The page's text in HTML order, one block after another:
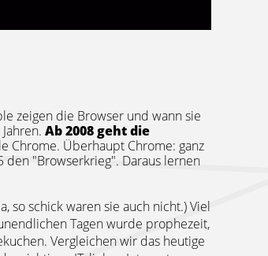
zeigen die Browser und wann sie
Ab 2008 geht die
Chrome. Überhaupt Chrome: ganz
"Browserkrieg". Daraus lernen
so schick waren sie auch nicht.) Viel
Tagen wurde prophezeit,
Vergleichen wir das heutige